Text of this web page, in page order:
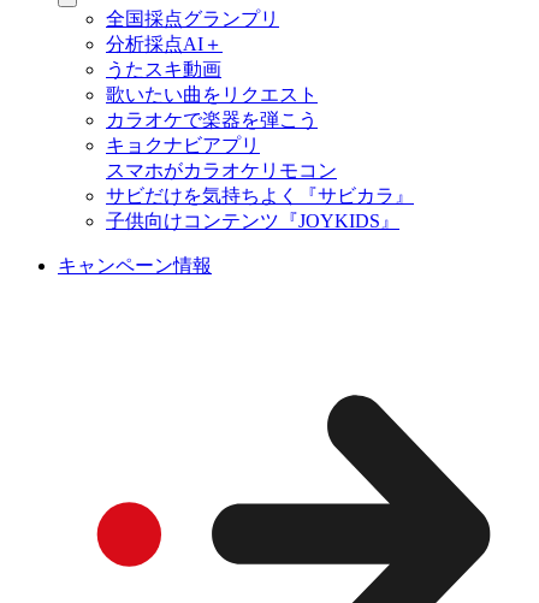
全国採点グランプリ
分析採点AI＋
うたスキ動画
歌いたい曲をリクエスト
カラオケで楽器を弾こう
キョクナビアプリ
スマホがカラオケリモコン
サビだけを気持ちよく『サビカラ』
子供向けコンテンツ『JOYKIDS』
キャンペーン情報